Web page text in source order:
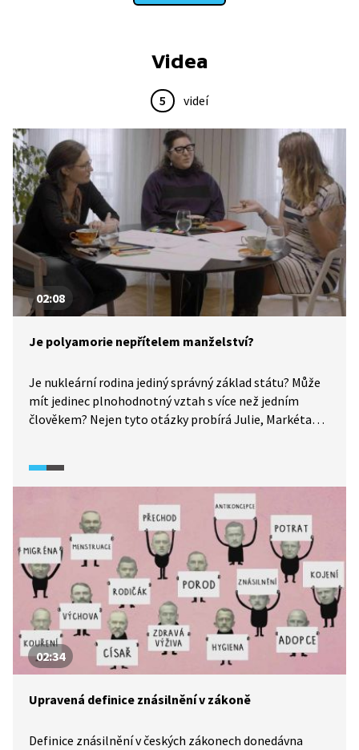
Videa
5 videí
02:08
Je polyamorie nepřítelem manželství?
Je nukleární rodina jediný správný základ státu? Může
mít jedinec plnohodnotný vztah s více než jedním
člověkem? Nejen tyto otázky probírá Julie, Markéta
otevírají téma manželství, rozvodů i nevěry. Ukazují, že
přestože se mohou zdát podobné vztahy netypické
a složité, dají se zvládnout a mohou přinášet štěstí.
02:34
Upravená definice znásilnění v zákoně
Definice znásilnění v českých zákonech donedávna